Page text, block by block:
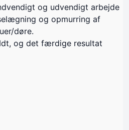
og udvendigt arbejde
og opmurring af
døre.
og det færdige resultat